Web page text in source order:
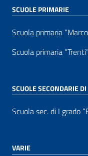
SCUOLE PRIMARIE
Scuola primaria
Scuola primaria
SCUOLE SECONDARIE
Scuola sec. di I grado
VARIE